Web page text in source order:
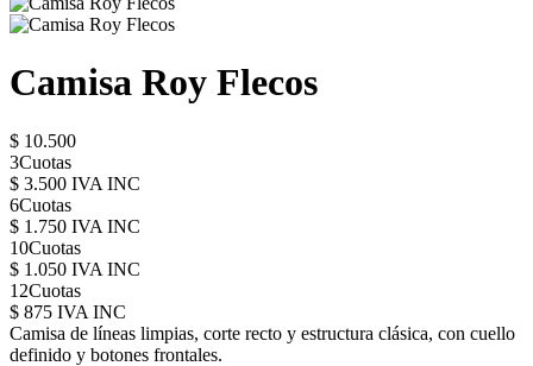
Camisa Roy Flecos
$ 10.500
3Cuotas
$ 3.500 IVA INC
6Cuotas
$ 1.750 IVA INC
10Cuotas
$ 1.050 IVA INC
12Cuotas
$ 875 IVA INC
Camisa de líneas limpias, corte recto y estructura clásica, con cuello
definido y botones frontales.